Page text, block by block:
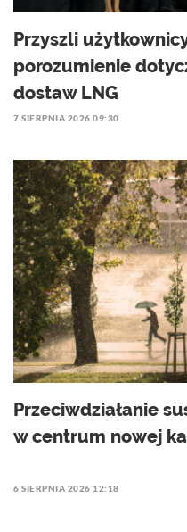
Przyszli
porozumienie
dostaw LNG
7 SIERPNIA 2026 09:30
Przeciwdziałanie
w centrum nowej
6 SIERPNIA 2026 12:18